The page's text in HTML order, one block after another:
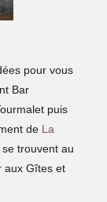
pour vous
Bar
puis
de La
trouvent au
aux Gîtes et